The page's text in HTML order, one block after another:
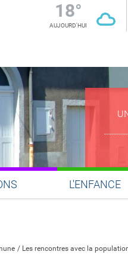
18°
AUJOURD'HUI
L'ENFANCE
Les rencontres avec la